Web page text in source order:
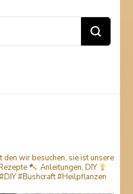
wir besuchen, sie ist unsere
Anleitungen, DIY
#DIY #Bushcraft #Heilpflanzen